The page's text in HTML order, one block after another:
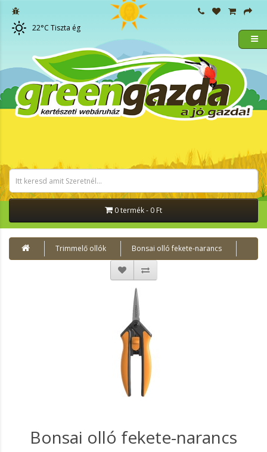
22°C Tiszta ég
0 termék - 0 Ft
Trimmelő ollók Bonsai olló fekete-narancs
Bonsai olló fekete-narancs